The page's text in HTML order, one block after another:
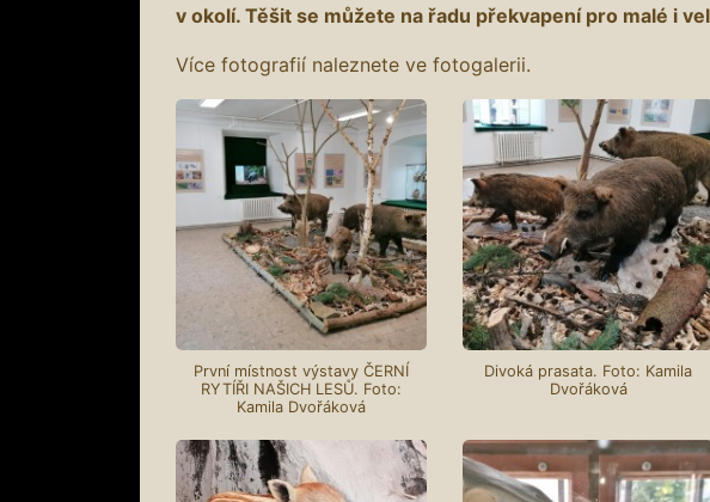
v okolí. Těšit se můžete na řadu překvapení pro malé i
Více fotografií naleznete ve fotogalerii.
První místnost výstavy ČERNÍ
RYTÍŘI NAŠICH LESŮ. Foto:
Kamila Dvořáková
Divoká prasata. Foto: Kamila
Dvořáková